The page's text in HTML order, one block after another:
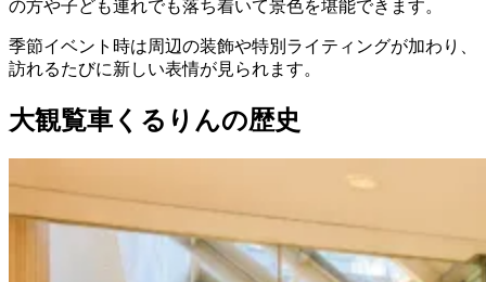
の方や子ども連れでも落ち着いて景色を堪能できます。
季節イベント時は周辺の装飾や特別ライティングが加わり、
訪れるたびに新しい表情が見られます。
大観覧車くるりんの歴史